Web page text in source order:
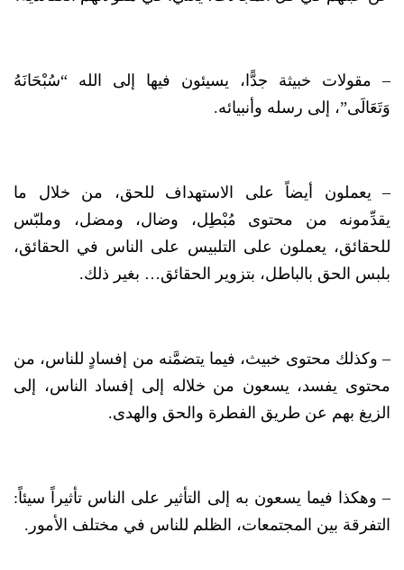
– مقولات خبيثة جدًّا، يسيئون فيها إلى الله “سُبْحَانَهُ
وَتَعَالَى”، إلى رسله وأنبيائه.
– يعملون أيضاً على الاستهداف للحق، من خلال ما
يقدِّمونه من محتوى مُبْطِل، وضال، ومضل، وملبّس
للحقائق، يعملون على التلبيس على الناس في الحقائق،
بلبس الحق بالباطل، بتزوير الحقائق… بغير ذلك.
– وكذلك محتوى خبيث، فيما يتضمَّنه من إفسادٍ للناس، من
محتوى يفسد، يسعون من خلاله إلى إفساد الناس، إلى
الزيغ بهم عن طريق الفطرة والحق والهدى.
– وهكذا فيما يسعون به إلى التأثير على الناس تأثيراً سيئاً:
التفرقة بين المجتمعات، الظلم للناس في مختلف الأمور.